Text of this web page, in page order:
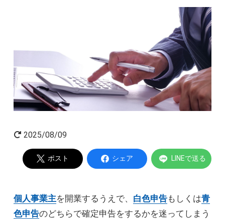
2025/08/09
ポスト シェア LINEで送る
個人事業主を開業するうえで、 白色申告もしくは青
色申告のどちらで確定申告をするかを迷ってしまう